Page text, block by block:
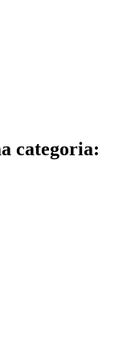
categoria: